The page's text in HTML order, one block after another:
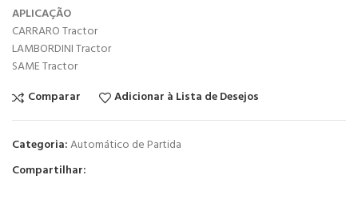
APLICAÇÃO
CARRARO Tractor
LAMBORDINI Tractor
SAME Tractor
Comparar
Adicionar à Lista de Desejos
Categoria:Automático de Partida
Compartilhar: